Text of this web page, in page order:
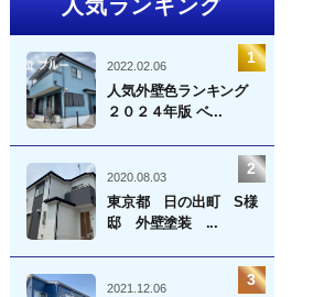
人気ランキング
2022.02.06
人気外壁色ランキング
２０２４年版 ベ...
2020.08.03
東京都 日の出町 S様
邸 外壁塗装 ...
2021.12.06